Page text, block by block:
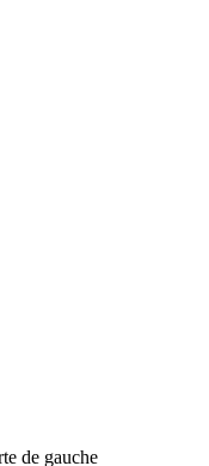
de gauche